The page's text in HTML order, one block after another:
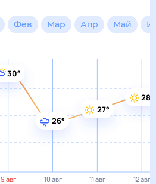
Фев Мар Апр Май
9 авг 10 авг 11 авг 12 авг
30°
26°
27°
28°